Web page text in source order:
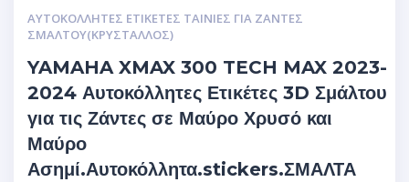
ΑΥΤΟΚΌΛΛΗΤΕΣ ΕΤΙΚΈΤΕΣ ΤΑΙΝΊΕΣ ΓΙΑ ΖΆΝΤΕΣ
ΣΜΆΛΤΟΥ(ΚΡΎΣΤΑΛΛΟΣ)
YAMAHA XMAX 300 TECH MAX 2023-
2024 Αυτοκόλλητες Ετικέτες 3D Σμάλτου
για τις Ζάντες σε Μαύρο Χρυσό και
Μαύρο
Ασημί.Αυτοκόλλητα.stickers.ΣΜΑΛΤΑ